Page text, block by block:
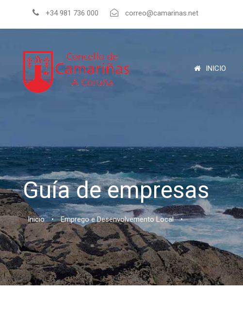
+34 981 736 000 correo@camarinas.net
INICIO
Guía de empresas
Inicio • Emprego e Desenvolvemento Local •